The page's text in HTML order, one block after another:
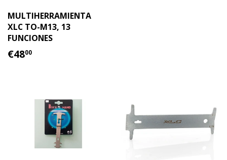
MULTIHERRAMIENTA
XLC TO-M13, 13
FUNCIONES
PRECIO
€4800